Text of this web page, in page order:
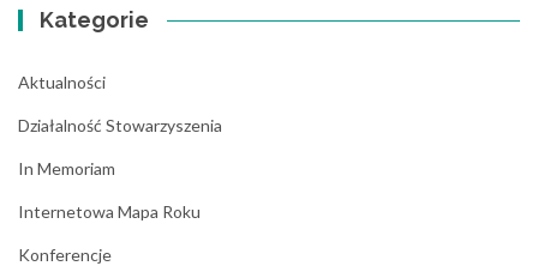
Kategorie
Aktualności
Działalność Stowarzyszenia
In Memoriam
Internetowa Mapa Roku
Konferencje